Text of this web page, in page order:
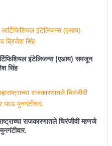
आर्टिफिशियल इंटेलिजन्स (एआय) समजून
सिंह
राजकारणातले चिरंजीवी म्हणजे